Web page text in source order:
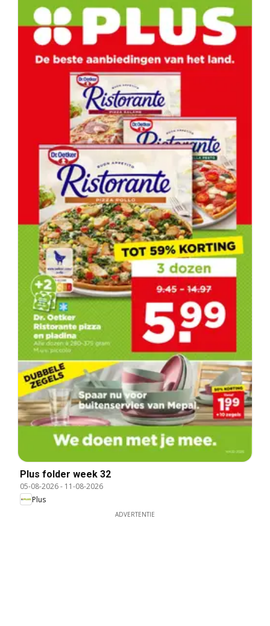
Plus folder week 32
05-08-2026- 11-08-2026
Plus
ADVERTENTIE